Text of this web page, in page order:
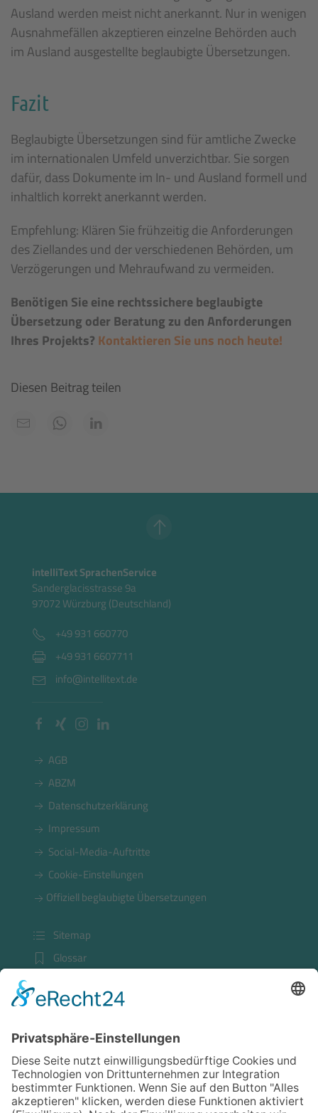
Ausland werden meist nicht anerkannt. Nur in wenigen
Ausnahmefällen akzeptieren einzelne Behörden auch
im Ausland ausgestellte beglaubigte Übersetzungen.
Fazit
Beglaubigte Übersetzungen sind für amtliche Zwecke
im internationalen Umfeld unverzichtbar. Sie sorgen
dafür, dass Dokumente im In- und Ausland formell und
inhaltlich korrekt anerkannt werden.
Empfehlung: Klären Sie frühzeitig die Anforderungen
des Ziellandes und der verschiedenen Behörden, um
Verzögerungen und Mehraufwand zu vermeiden.
Benötigen Sie eine rechtssichere beglaubigte
Übersetzung oder Beratung zu den Anforderungen
Ihres Projekts? Kontaktieren Sie uns noch heute!
Diesen Beitrag teilen
intelliText SprachenService
Sanderglacisstrasse 9a
97072 Würzburg (Deutschland)
+49 931 660770
+49 931 6607711
info@intellitext.de
AGB
ABZM
Datenschutzerklärung
Impressum
Social-Media-Auftritte
Cookie-Einstellungen
Offiziell beglaubigte Übersetzungen
Sitemap
Glossar